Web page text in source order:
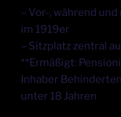
– Vor-, während
im 1919er
– Sitzplatz zentral
**Ermäßigt:
Inhaber
unter 18 Jahren